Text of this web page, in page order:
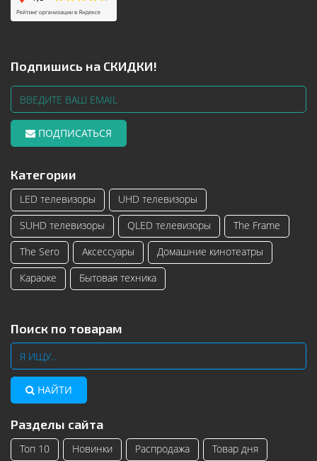
Подпишись на СКИДКИ!
ПОДПИСАТЬСЯ
Категории
LED телевизоры
UHD телевизоры
SUHD телевизоры
QLED телевизоры
The Frame
The Sero
Аксессуары
Домашние кинотеатры
Караоке
Бытовая техника
Поиск по товарам
НАЙТИ
Разделы сайта
Топ 10 Новинки Распродажа
Товар дня